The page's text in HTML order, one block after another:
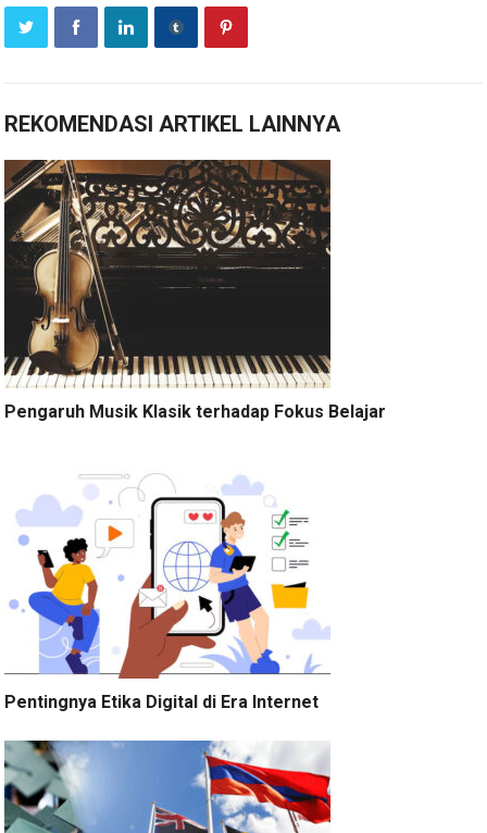
REKOMENDASI ARTIKEL LAINNYA
Pengaruh Musik Klasik terhadap Fokus Belajar
Pentingnya Etika Digital di Era Internet